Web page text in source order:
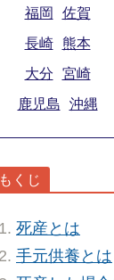
福岡
佐賀
長崎
熊本
大分
宮崎
鹿児島
沖縄
死産とは
手元供養とは